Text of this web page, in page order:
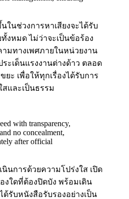
ในช่วงการหาเสียงจะได้รับ
งหมด ไม่ว่าจะเป็นข้อร้อง
ามทางเพศภายในหน่วยงาน
ะเด็นแรงงานต่างด้าว ตลอด
ยะ เพื่อให้ทุกเรื่องได้รับการ
สและเป็นธรรม
with transparency,
no concealment,
after official
นินการด้วยความโปร่งใส เปิด
งใดที่ต้องปิดบัง พร้อมเดิน
รับหนังสือรับรองอย่างเป็น